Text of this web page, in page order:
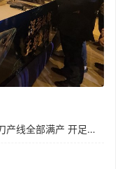
产线全部满产 开足马